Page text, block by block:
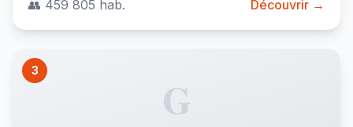
👥 459 805 hab. Découvrir →
3
G